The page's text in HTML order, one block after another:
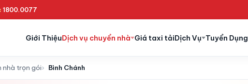
1800.0077
Giới ThiệuDịch vụ chuyển nhà Giá taxi tảiDịch Vụ Tuyển Dụng
nhà trọn gói Bình Chánh